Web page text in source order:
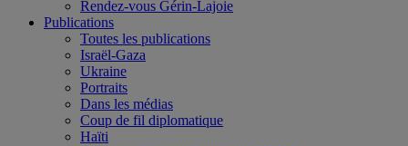
Rendez-vous Gérin-Lajoie
Publications
Toutes les publications
Israël-Gaza
Ukraine
Portraits
Dans les médias
Coup de fil diplomatique
Haïti